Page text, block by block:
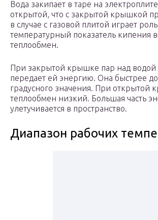
Вода закипает в таре на электроплите
открытой, что с закрытой крышкой
в случае с газовой плитой играет
температурный показатель кипения
теплообмен.
При закрытой крышке пар над водой
передает ей энергию. Она быстрее
градусного значения. При открытой
теплообмен низкий. Большая часть
улетучивается в пространство.
Диапазон рабочих